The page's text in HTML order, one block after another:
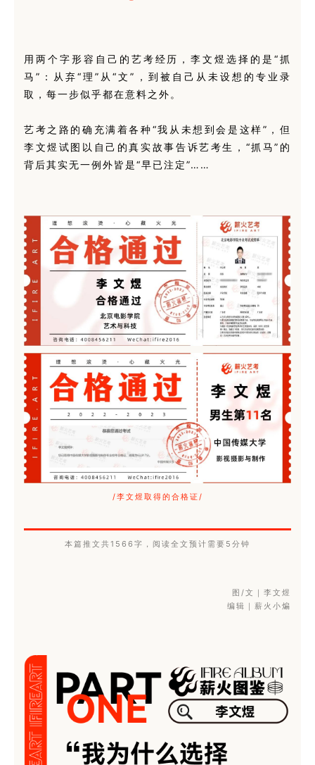
用两个字形容自己的艺考经历，李文煜选择的是“抓
马”：从弃“理”从“文”，到被自己从未设想的专业录
取，每一步似乎都在意料之外。
艺考之路的确充满着各种“我从未想到会是这样”，但
李文煜试图以自己的真实故事告诉艺考生，“抓马”的
背后其实无一例外皆是“早已注定”……
/李文煜取得的合格证/
本篇推文共1566字，阅读全文预计需要5分钟
图/文｜李文煜
编辑｜薪火小煸